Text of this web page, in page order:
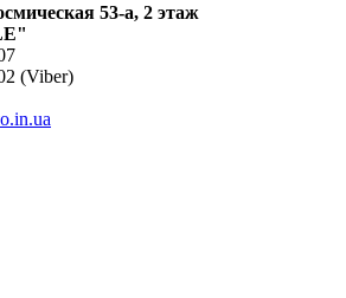
53-а, 2 этаж
(Viber)